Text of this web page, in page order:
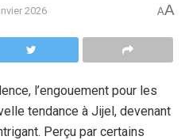
2026 AA
l’engouement pour les
tendance à Jijel, devenant
Perçu par certains